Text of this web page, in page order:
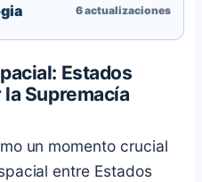
6actualizaciones
Estados
Supremacía
un momento crucial
entre Estados